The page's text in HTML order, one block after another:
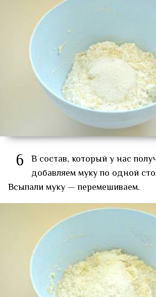
6 В состав, который у нас
добавляем муку по одной
Всыпали муку — перемешиваем.